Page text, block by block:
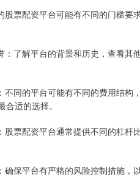
股票配资平台可能有不同的门槛
：了解平台的背景和历史，查看
不同的平台可能有不同的费用结
适的选择。
股票配资平台通常提供不同的杠
确保平台有严格的风险控制措施